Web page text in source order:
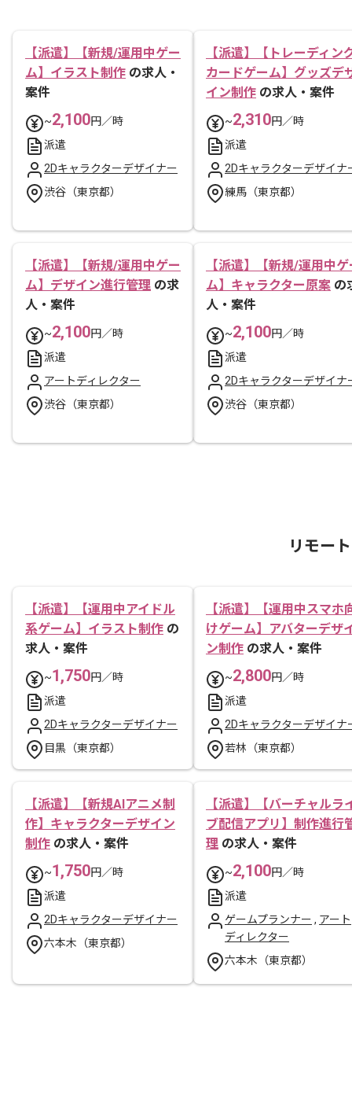
【派遣】【新規/運用中ゲー
ム】イラスト制作 の求人・
案件
~2,100円／時
派遣
2Dキャラクターデザイナー
渋谷（東京都）
【派遣】【トレーディン
カードゲーム】グッズデ
イン制作 の求人・案件
~2,310円／時
派遣
2Dキャラクターデザイナ
練馬（東京都）
【派遣】【新規/運用中ゲー
ム】デザイン進行管理 の求
人・案件
~2,100円／時
派遣
アートディレクター
渋谷（東京都）
【派遣】【新規/運用中ゲ
ム】キャラクター原案 の
人・案件
~2,100円／時
派遣
2Dキャラクターデザイナ
渋谷（東京都）
リモー
【派遣】【運用中アイドル
系ゲーム】イラスト制作 の
求人・案件
~1,750円／時
派遣
2Dキャラクターデザイナー
目黒（東京都）
【派遣】【運用中スマホ
けゲーム】アバターデザ
ン制作 の求人・案件
~2,800円／時
派遣
2Dキャラクターデザイナ
若林（東京都）
【派遣】【新規AIアニメ制
作】キャラクターデザイン
制作 の求人・案件
~1,750円／時
派遣
2Dキャラクターデザイナー
六本木（東京都）
【派遣】【バーチャルラ
ブ配信アプリ】制作進行
理 の求人・案件
~2,100円／時
派遣
ゲームプランナー , アート
ディレクター
六本木（東京都）